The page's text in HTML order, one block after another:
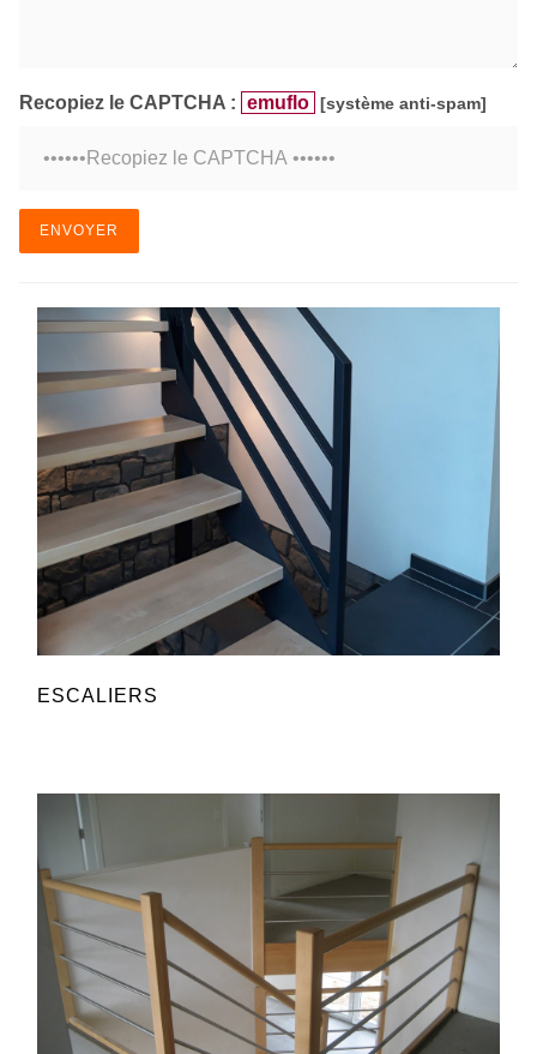
Recopiez le CAPTCHA : emuflo [système anti-spam]
ESCALIERS